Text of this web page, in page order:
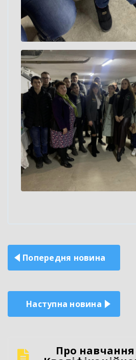
Навігація
записів
Попередня новина
Наступна новина
Про навчання